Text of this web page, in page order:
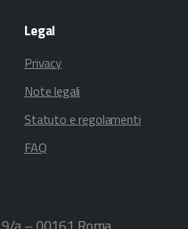
Legal
Privacy
Note legali
Statuto e regolamenti
FAQ